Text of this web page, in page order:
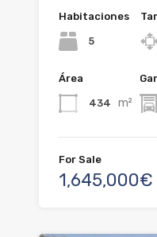
Habitaciones
5
Área
434 m²
For Sale
1,645,000€